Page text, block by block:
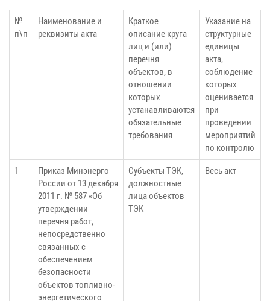
№
п\п
Наименование и
реквизиты акта
Краткое
описание круга
лиц и (или)
перечня
объектов, в
отношении
которых
устанавливаются
обязательные
требования
Указание на
структурные
единицы
акта,
соблюдение
которых
оценивается
при
проведении
мероприятий
по контролю
1
Приказ Минэнерго
России от 13 декабря
2011 г. № 587 «Об
утверждении
перечня работ,
непосредственно
связанных с
обеспечением
безопасности
объектов топливно-
энергетического
Субъекты ТЭК,
должностные
лица объектов
ТЭК
Весь акт